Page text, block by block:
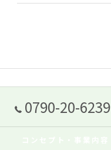
0790-20-6239